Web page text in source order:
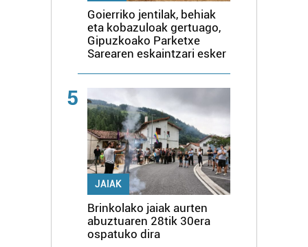
Goierriko jentilak, behiak
eta kobazuloak gertuago,
Gipuzkoako Parketxe
Sarearen eskaintzari esker
5
JAIAK
Brinkolako jaiak aurten
abuztuaren 28tik 30era
ospatuko dira